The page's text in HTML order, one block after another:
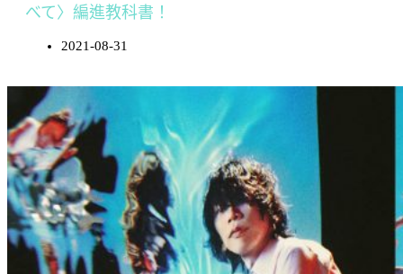
べて〉編進教科書！
2021-08-31